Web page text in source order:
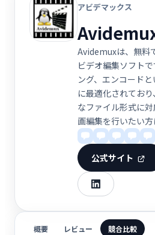
アビデマックス
Avidemuxは、無料
ビデオ編集ソフト
ング、エンコード
に最適化されてお
なファイル形式に
画編集を行いたい方
公式サイト
概要 レビュー 競合比較